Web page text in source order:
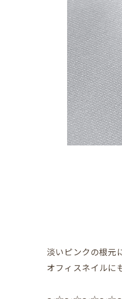
淡いピンクの根元
オフィスネイル